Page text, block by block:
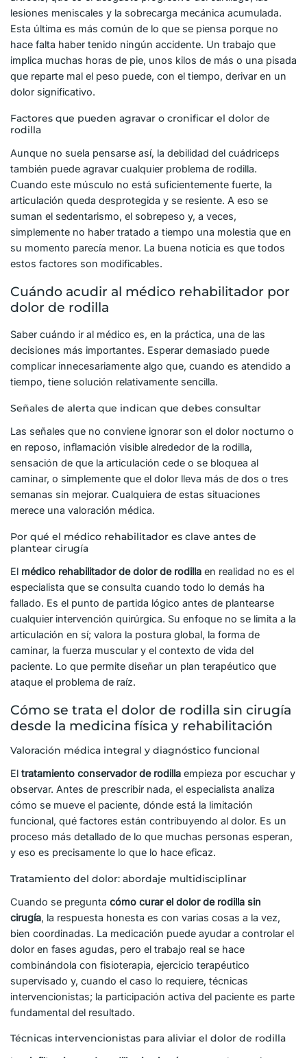
lesiones meniscales y la sobrecarga mecánica acumulada.
Esta última es más común de lo que se piensa porque no
hace falta haber tenido ningún accidente. Un trabajo que
implica muchas horas de pie, unos kilos de más o una pisada
que reparte mal el peso puede, con el tiempo, derivar en un
dolor significativo.
Factores que pueden agravar o cronificar el dolor de
rodilla
Aunque no suela pensarse así, la debilidad del cuádriceps
también puede agravar cualquier problema de rodilla.
Cuando este músculo no está suficientemente fuerte, la
articulación queda desprotegida y se resiente. A eso se
suman el sedentarismo, el sobrepeso y, a veces,
simplemente no haber tratado a tiempo una molestia que en
su momento parecía menor. La buena noticia es que todos
estos factores son modificables.
Cuándo acudir al médico rehabilitador por
dolor de rodilla
Saber cuándo ir al médico es, en la práctica, una de las
decisiones más importantes. Esperar demasiado puede
complicar innecesariamente algo que, cuando es atendido a
tiempo, tiene solución relativamente sencilla.
Señales de alerta que indican que debes consultar
Las señales que no conviene ignorar son el dolor nocturno o
en reposo, inflamación visible alrededor de la rodilla,
sensación de que la articulación cede o se bloquea al
caminar, o simplemente que el dolor lleva más de dos o tres
semanas sin mejorar. Cualquiera de estas situaciones
merece una valoración médica.
Por qué el médico rehabilitador es clave antes de
plantear cirugía
El médico rehabilitador de dolor de rodilla en realidad no es el
especialista que se consulta cuando todo lo demás ha
fallado. Es el punto de partida lógico antes de plantearse
cualquier intervención quirúrgica. Su enfoque no se limita a la
articulación en sí; valora la postura global, la forma de
caminar, la fuerza muscular y el contexto de vida del
paciente. Lo que permite diseñar un plan terapéutico que
ataque el problema de raíz.
Cómo se trata el dolor de rodilla sin cirugía
desde la medicina física y rehabilitación
Valoración médica integral y diagnóstico funcional
El tratamiento conservador de rodilla empieza por escuchar y
observar. Antes de prescribir nada, el especialista analiza
cómo se mueve el paciente, dónde está la limitación
funcional, qué factores están contribuyendo al dolor. Es un
proceso más detallado de lo que muchas personas esperan,
y eso es precisamente lo que lo hace eficaz.
Tratamiento del dolor: abordaje multidisciplinar
Cuando se pregunta cómo curar el dolor de rodilla sin
cirugía, la respuesta honesta es con varias cosas a la vez,
bien coordinadas. La medicación puede ayudar a controlar el
dolor en fases agudas, pero el trabajo real se hace
combinándola con fisioterapia, ejercicio terapéutico
supervisado y, cuando el caso lo requiere, técnicas
intervencionistas; la participación activa del paciente es parte
fundamental del resultado.
Técnicas intervencionistas para aliviar el dolor de rodilla